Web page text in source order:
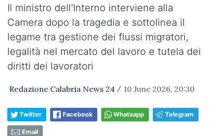
Il ministro dell'Interno interviene alla
Camera dopo la tragedia e sottolinea il
legame tra gestione dei flussi migratori,
legalità nel mercato del lavoro e tutela dei
diritti dei lavoratori
Redazione Calabria News 24 / 10 June 2026, 20:30
Twitter Facebook Whatsapp Telegram
Email